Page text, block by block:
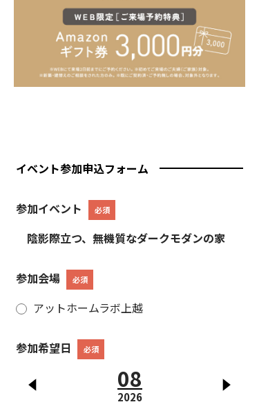
イベント参加申込フォーム
参加イベント 必須
陰影際立つ、無機質なダークモダンの家
参加会場 必須
アットホームラボ上越
参加希望日 必須
08
2026